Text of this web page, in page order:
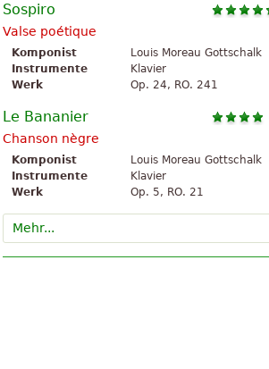
Sospiro
Valse poétique
Komponist
Louis Moreau Gottschalk
Instrumente
Klavier
Werk
Op. 24, RO. 241
Le Bananier
Chanson nègre
Komponist
Louis Moreau Gottschalk
Instrumente
Klavier
Werk
Op. 5, RO. 21
Mehr...